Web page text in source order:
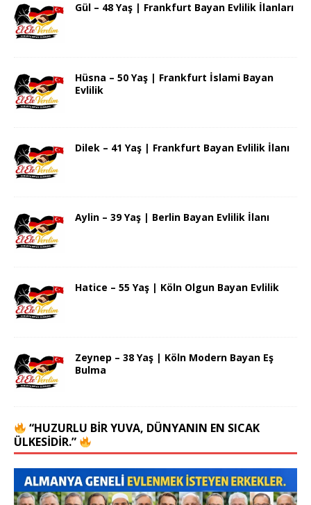
Gül – 48 Yaş | Frankfurt Bayan Evlilik İlanları
Hüsna – 50 Yaş | Frankfurt İslami Bayan
Evlilik
Dilek – 41 Yaş | Frankfurt Bayan Evlilik İlanı
Aylin – 39 Yaş | Berlin Bayan Evlilik İlanı
Hatice – 55 Yaş | Köln Olgun Bayan Evlilik
Zeynep – 38 Yaş | Köln Modern Bayan Eş
Bulma
“HUZURLU BIR YUVA, DÜNYANIN EN SICAK
ÜLKESIDIR.”